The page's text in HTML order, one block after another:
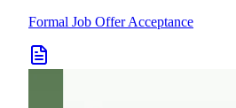
Formal Job Offer Acceptance